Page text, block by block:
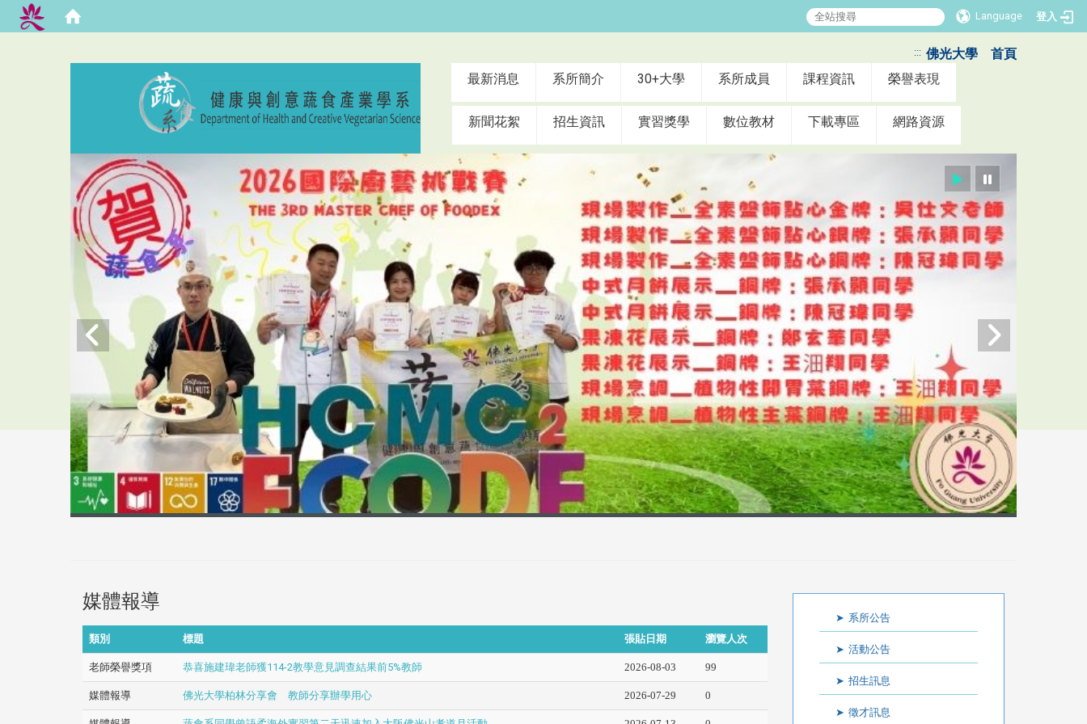
Language 登入
::: 佛光大學 首頁
最新消息 系所簡介 30+大學 系所成員 課程資訊 榮譽表現
新聞花絮 招生資訊 實習獎學 數位教材 下載專區 網路資源
媒體報導
類別 標題 張貼日期 瀏覽人次
老師榮譽獎項 恭喜施建瑋老師獲114-2教學意見調查結果前5%教師 2026-08-03 99
媒體報導 佛光大學柏林分享會 教師分享辦學用心 2026-07-29 0
系所公告
活動公告
招生訊息
徵才訊息